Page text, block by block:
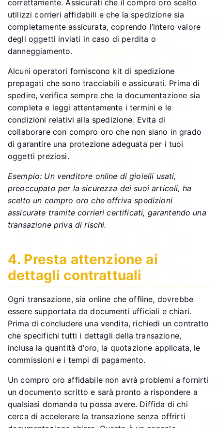
correttamente. Assicurati che il compro oro scelto
utilizzi corrieri affidabili e che la spedizione sia
completamente assicurata, coprendo l’intero valore
degli oggetti inviati in caso di perdita o
danneggiamento.
Alcuni operatori forniscono kit di spedizione
prepagati che sono tracciabili e assicurati. Prima di
spedire, verifica sempre che la documentazione sia
completa e leggi attentamente i termini e le
condizioni relativi alla spedizione. Evita di
collaborare con compro oro che non siano in grado
di garantire una protezione adeguata per i tuoi
oggetti preziosi.
Esempio: Un venditore online di gioielli usati,
preoccupato per la sicurezza dei suoi articoli, ha
scelto un compro oro che offriva spedizioni
assicurate tramite corrieri certificati, garantendo una
transazione priva di rischi.
4. Presta attenzione ai
dettagli contrattuali
Ogni transazione, sia online che offline, dovrebbe
essere supportata da documenti ufficiali e chiari.
Prima di concludere una vendita, richiedi un contratto
che specifichi tutti i dettagli della transazione,
inclusa la quantità d’oro, la quotazione applicata, le
commissioni e i tempi di pagamento.
Un compro oro affidabile non avrà problemi a fornirti
un documento scritto e sarà pronto a rispondere a
qualsiasi domanda tu possa avere. Diffida di chi
cerca di accelerare la transazione senza offrirti